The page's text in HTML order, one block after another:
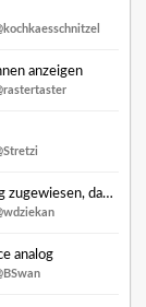
anzeigen
Dem Fahrer ist standardmäßig ein Fahrzeug zugewiesen, das geändert werden kann.
analog